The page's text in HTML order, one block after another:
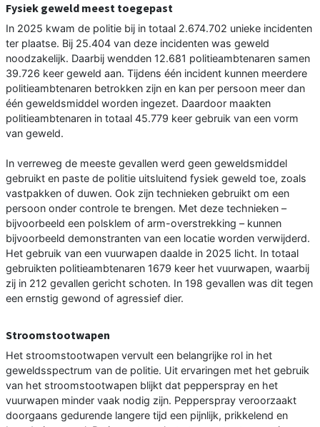
Fysiek geweld meest toegepast
In 2025 kwam de politie bij in totaal 2.674.702 unieke incidenten
ter plaatse. Bij 25.404 van deze incidenten was geweld
noodzakelijk. Daarbij wendden 12.681 politieambtenaren samen
39.726 keer geweld aan. Tijdens één incident kunnen meerdere
politieambtenaren betrokken zijn en kan per persoon meer dan
één geweldsmiddel worden ingezet. Daardoor maakten
politieambtenaren in totaal 45.779 keer gebruik van een vorm
van geweld.
In verreweg de meeste gevallen werd geen geweldsmiddel
gebruikt en paste de politie uitsluitend fysiek geweld toe, zoals
vastpakken of duwen. Ook zijn technieken gebruikt om een
persoon onder controle te brengen. Met deze technieken –
bijvoorbeeld een polsklem of arm-overstrekking – kunnen
bijvoorbeeld demonstranten van een locatie worden verwijderd.
Het gebruik van een vuurwapen daalde in 2025 licht. In totaal
gebruikten politieambtenaren 1679 keer het vuurwapen, waarbij
zij in 212 gevallen gericht schoten. In 198 gevallen was dit tegen
een ernstig gewond of agressief dier.
Stroomstootwapen
Het stroomstootwapen vervult een belangrijke rol in het
geweldsspectrum van de politie. Uit ervaringen met het gebruik
van het stroomstootwapen blijkt dat pepperspray en het
vuurwapen minder vaak nodig zijn. Pepperspray veroorzaakt
doorgaans gedurende langere tijd een pijnlijk, prikkelend en